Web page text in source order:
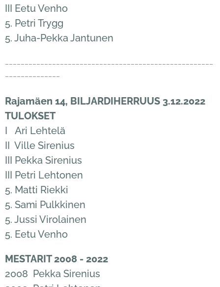
III Eetu Venho
5. Petri Trygg
5. Juha-Pekka Jantunen
Rajamäen 14, BILJARDIHERRUUS 3.12.2022
TULOKSET
I Ari Lehtelä
II Ville Sirenius
III Pekka Sirenius
III Petri Lehtonen
5. Matti Riekki
5. Sami Pulkkinen
5. Jussi Virolainen
5. Eetu Venho
MESTARIT 2008 - 2022
2008 Pekka Sirenius